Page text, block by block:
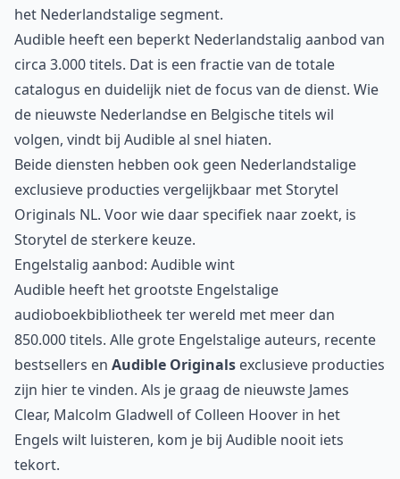
het Nederlandstalige segment.
Audible heeft een beperkt Nederlandstalig aanbod van
circa 3.000 titels. Dat is een fractie van de totale
catalogus en duidelijk niet de focus van de dienst. Wie
de nieuwste Nederlandse en Belgische titels wil
volgen, vindt bij Audible al snel hiaten.
Beide diensten hebben ook geen Nederlandstalige
exclusieve producties vergelijkbaar met Storytel
Originals NL. Voor wie daar specifiek naar zoekt, is
Storytel de sterkere keuze.
Engelstalig aanbod: Audible wint
Audible heeft het grootste Engelstalige
audioboekbibliotheek ter wereld met meer dan
850.000 titels. Alle grote Engelstalige auteurs, recente
bestsellers en Audible Originals exclusieve producties
zijn hier te vinden. Als je graag de nieuwste James
Clear, Malcolm Gladwell of Colleen Hoover in het
Engels wilt luisteren, kom je bij Audible nooit iets
tekort.